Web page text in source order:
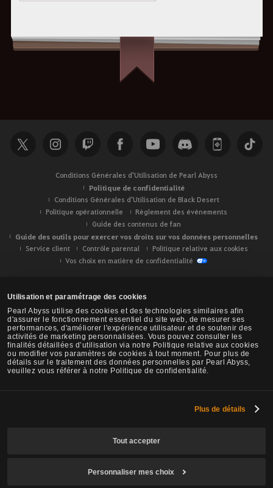
Utilisation et paramétrage des cookies
Pearl Abyss utilise des cookies et des technologies similaires afin
d'assurer le fonctionnement essentiel du site web, de mesurer ses
performances, d'améliorer l'expérience utilisateur et de soutenir des
activités de marketing personnalisées. Vous pouvez consulter les
finalités détaillées d’utilisation via notre Politique relative aux cookies
ou modifier vos paramètres de cookies à tout moment. Pour plus de
détails sur le traitement des données personnelles par Pearl Abyss,
veuillez vous référer à notre Politique de confidentialité.
Plus de détails
Tout accepter
Personnaliser mes choix
Conditions Générales d'Utilisation de Pearl Abyss
Politique de confidentialité
Conditions Générales d'Utilisation de Black Desert
Politique opérationnelle
Règlement des événements
Guide des contenus de fan
Guide des outils pour exercer vos droits sur vos données personnelles
Service client Contrôle parental
Politique relative aux cookies
Vos choix en matière de confidentialité
Black Desert - NA/EU/OC